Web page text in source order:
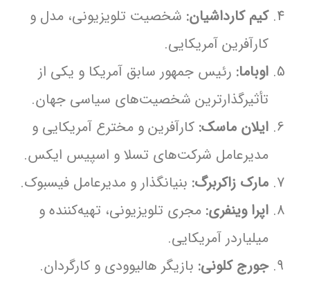
کیم کارداشیان: شخصیت تلویزیونی، مدل و
کارآفرین آمریکایی.
اوباما: رئیس جمهور سابق آمریکا و یکی از
تأثیرگذارترین شخصیت‌های سیاسی جهان.
ایلان ماسک: کارآفرین و مخترع آمریکایی و
مدیرعامل شرکت‌های تسلا و اسپیس ایکس.
مارک زاکربرگ: بنیانگذار و مدیرعامل فیسبوک.
اپرا وینفری: مجری تلویزیونی، تهیه‌کننده و
میلیاردر آمریکایی.
جورج کلونی: بازیگر هالیوودی و کارگردان.